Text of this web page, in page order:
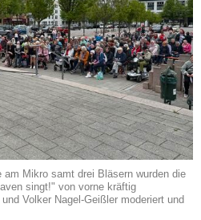
am Mikro samt drei Bläsern wurden die
singt!" von vorne kräftig
Volker Nagel-Geißler moderiert und